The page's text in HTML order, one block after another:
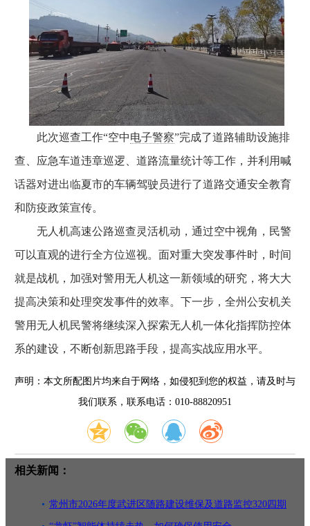
此次巡查工作“空中电子警察”完成了道路辅助设施排
查、应急车道违章巡逻、道路流量统计等工作，并利用喊
话器对进出临夏市的车辆驾驶员进行了道路交通安全教育
和防疫政策宣传。
无人机高速公路巡查灵活机动，通过空中视角，民警
可以直观的进行全方位巡视。面对重大突发事件时，时间
就是战机，加强对警用无人机这一新领域的研究，将大大
提高决策和处理突发事件的效率。下一步，全州公安机关
警用无人机民警将继续深入探索无人机一体化指挥防控体
系的建设，不断创新思路手段，提高实战应用水平。
声明：本文所配图片均来自于网络，如侵犯到您的权益，请及时与
我们联系，联系电话：010-88820951
相关新闻：
常州市2026年度武进区随路建设维保及道路监控320四期